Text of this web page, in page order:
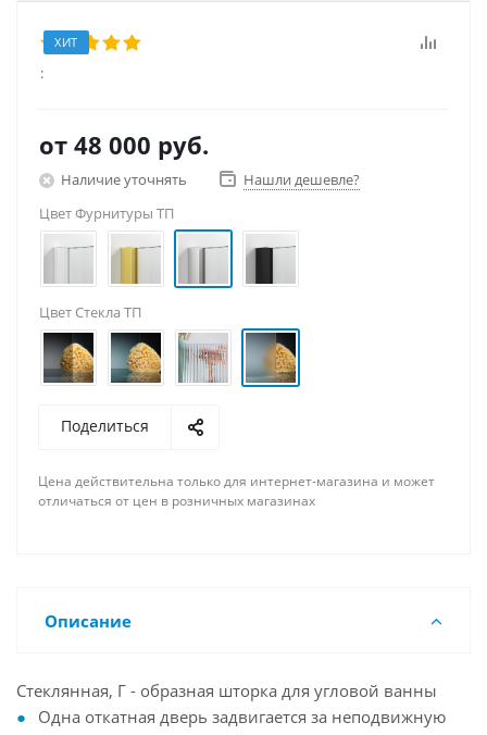
ХИТ
:
от 48 000 руб.
Наличие уточнять
Нашли дешевле?
Цвет Фурнитуры ТП
Цвет Стекла ТП
Поделиться
Цена действительна только для интернет-магазина и может
отличаться от цен в розничных магазинах
Описание
Стеклянная, Г - образная шторка для угловой ванны
Одна откатная дверь задвигается за неподвижную